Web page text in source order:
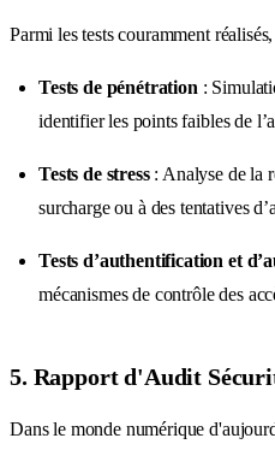
Parmi les tests couramment
Tests de pénétration :
identifier les points faibles de
Tests de stress: Analyse de la
surcharge ou à des tentatives
Tests d’authentification et
mécanismes de contrôle des
5. Rapport d'Audit
Dans le monde numérique